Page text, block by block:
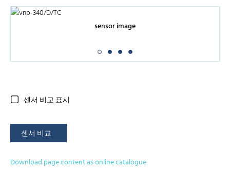
sensor image
센서 비교 표시
센서 비교
Download page content as online catalogue